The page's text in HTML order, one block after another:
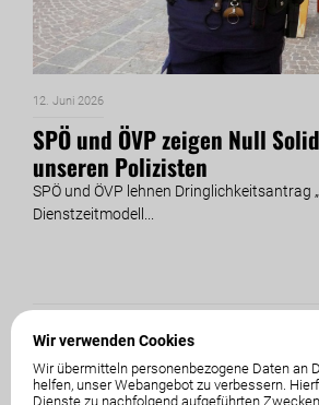
Wir verwenden Cookies
Wir übermitteln personenbezogene Daten an
helfen, unser Webangebot zu verbessern.
Dienste zu nachfolgend aufgeführten
12. Juni 2026
SPÖ und ÖVP zeigen Null
unseren Polizisten
SPÖ und ÖVP lehnen Dringlichkeitsantrag
Dienstzeitmodell...